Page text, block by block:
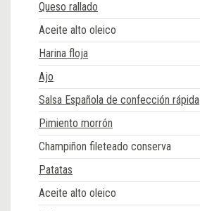
Queso rallado
Aceite alto oleico
Harina floja
Ajo
Salsa Española de confección rápida
Pimiento morrón
Champiñon fileteado conserva
Patatas
Aceite alto oleico